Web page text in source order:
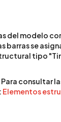
del modelo
barras se
tipo
Para consultar
Elementos